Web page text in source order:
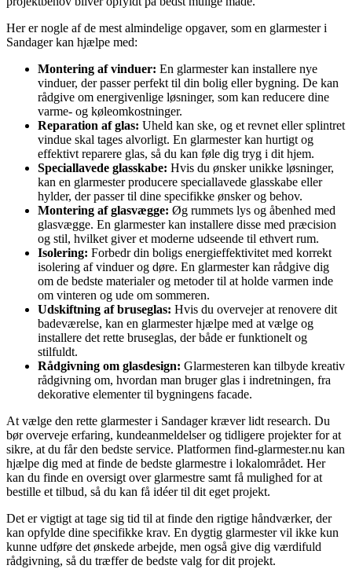
Her er nogle af de mest almindelige opgaver, som en glarmester i
Sandager kan hjælpe med:
Montering af vinduer: En glarmester kan installere nye
vinduer, der passer perfekt til din bolig eller bygning. De kan
rådgive om energivenlige løsninger, som kan reducere dine
varme- og køleomkostninger.
Reparation af glas: Uheld kan ske, og et revnet eller splintret
vindue skal tages alvorligt. En glarmester kan hurtigt og
effektivt reparere glas, så du kan føle dig tryg i dit hjem.
Speciallavede glasskabe: Hvis du ønsker unikke løsninger,
kan en glarmester producere speciallavede glasskabe eller
hylder, der passer til dine specifikke ønsker og behov.
Montering af glasvægge: Øg rummets lys og åbenhed med
glasvægge. En glarmester kan installere disse med præcision
og stil, hvilket giver et moderne udseende til ethvert rum.
Isolering: Forbedr din boligs energieffektivitet med korrekt
isolering af vinduer og døre. En glarmester kan rådgive dig
om de bedste materialer og metoder til at holde varmen inde
om vinteren og ude om sommeren.
Udskiftning af bruseglas: Hvis du overvejer at renovere dit
badeværelse, kan en glarmester hjælpe med at vælge og
installere det rette bruseglas, der både er funktionelt og
stilfuldt.
Rådgivning om glasdesign: Glarmesteren kan tilbyde kreativ
rådgivning om, hvordan man bruger glas i indretningen, fra
dekorative elementer til bygningens facade.
At vælge den rette glarmester i Sandager kræver lidt research. Du
bør overveje erfaring, kundeanmeldelser og tidligere projekter for at
sikre, at du får den bedste service. Platformen find-glarmester.nu kan
hjælpe dig med at finde de bedste glarmestre i lokalområdet. Her
kan du finde en oversigt over glarmestre samt få mulighed for at
bestille et tilbud, så du kan få idéer til dit eget projekt.
Det er vigtigt at tage sig tid til at finde den rigtige håndværker, der
kan opfylde dine specifikke krav. En dygtig glarmester vil ikke kun
kunne udføre det ønskede arbejde, men også give dig værdifuld
rådgivning, så du træffer de bedste valg for dit projekt.